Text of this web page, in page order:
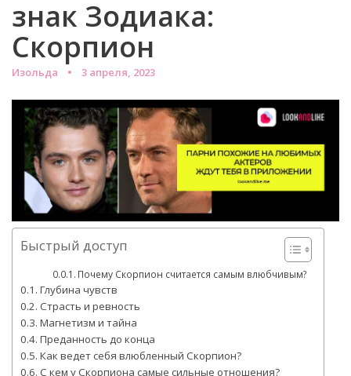
знак Зодиака:
Скорпион
Изольда 3 апреля, 2023
Быстрый доступ
Почему Скорпион считается самым влюбчивым?
Глубина чувств
Страсть и ревность
Магнетизм и тайна
Преданность до конца
Как ведет себя влюбленный Скорпион?
С кем у Скорпиона самые сильные отношения?